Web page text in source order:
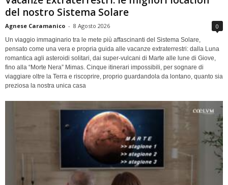
del nostro Sistema Solare
Agnese Caramanico - 8 Agosto 2026 0
Un viaggio immaginario tra le mete più affascinanti del Sistema Solare,
pensato come una vera e propria guida alle vacanze extraterrestri: dalla Luna
romantica agli asteroidi solitari, dai super-vulcani di Marte alle lune di Giove,
fino alla “Morte Nera” Mimas. Cinque itinerari impossibili, per sognare di
viaggiare oltre la Terra e riscoprire, proprio guardandola da lontano, quanto sia
preziosa la nostra unica casa